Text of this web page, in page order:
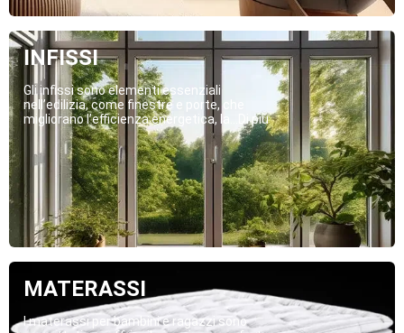
INFISSI
Gli infissi sono elementi essenziali
nell’edilizia, come finestre e porte, che
migliorano l’efficienza energetica, la...Di più
MATERASSI
I materassi per bambini e ragazzi sono